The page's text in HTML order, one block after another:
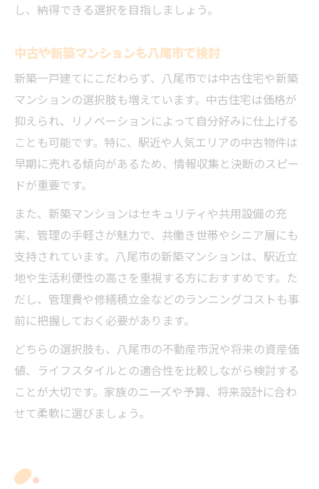
し、納得できる選択を目指しましょう。
中古や新築マンションも八尾市で検討
新築一戸建てにこだわらず、八尾市では中古住宅や新築
マンションの選択肢も増えています。中古住宅は価格が
抑えられ、リノベーションによって自分好みに仕上げる
ことも可能です。特に、駅近や人気エリアの中古物件は
早期に売れる傾向があるため、情報収集と決断のスピー
ドが重要です。
また、新築マンションはセキュリティや共用設備の充
実、管理の手軽さが魅力で、共働き世帯やシニア層にも
支持されています。八尾市の新築マンションは、駅近立
地や生活利便性の高さを重視する方におすすめです。た
だし、管理費や修繕積立金などのランニングコストも事
前に把握しておく必要があります。
どちらの選択肢も、八尾市の不動産市況や将来の資産価
値、ライフスタイルとの適合性を比較しながら検討する
ことが大切です。家族のニーズや予算、将来設計に合わ
せて柔軟に選びましょう。